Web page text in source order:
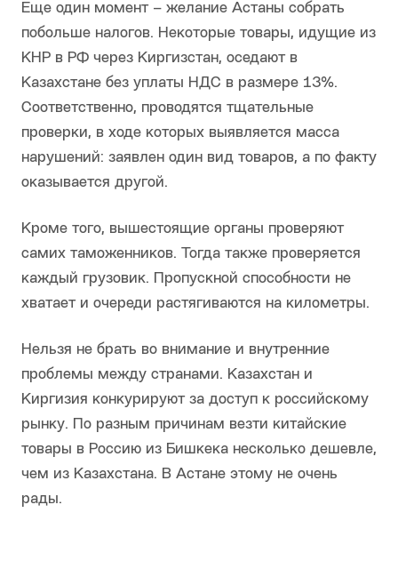
Еще один момент – желание Астаны собрать
побольше налогов. Некоторые товары, идущие из
КНР в РФ через Киргизстан, оседают в
Казахстане без уплаты НДС в размере 13%.
Соответственно, проводятся тщательные
проверки, в ходе которых выявляется масса
нарушений: заявлен один вид товаров, а по факту
оказывается другой.
Кроме того, вышестоящие органы проверяют
самих таможенников. Тогда также проверяется
каждый грузовик. Пропускной способности не
хватает и очереди растягиваются на километры.
Нельзя не брать во внимание и внутренние
проблемы между странами. Казахстан и
Киргизия конкурируют за доступ к российскому
рынку. По разным причинам везти китайские
товары в Россию из Бишкека несколько дешевле,
чем из Казахстана. В Астане этому не очень
рады.